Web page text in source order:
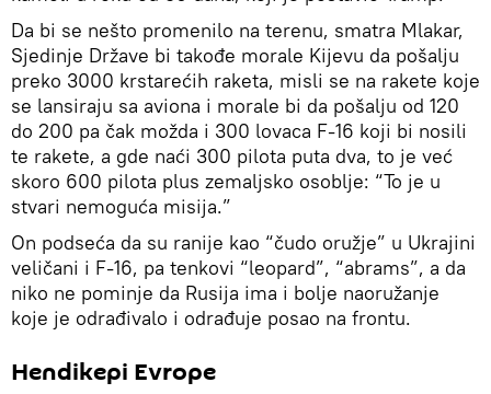
Da bi se nešto promenilo na terenu, smatra Mlakar,
Sjedinje Države bi takođe morale Kijevu da pošalju
preko 3000 krstarećih raketa, misli se na rakete koje
se lansiraju sa aviona i morale bi da pošalju od 120
do 200 pa čak možda i 300 lovaca F-16 koji bi nosili
te rakete, a gde naći 300 pilota puta dva, to je već
skoro 600 pilota plus zemaljsko osoblje: “To je u
stvari nemoguća misija.”
On podseća da su ranije kao “čudo oružje” u Ukrajini
veličani i F-16, pa tenkovi “leopard”, “abrams”, a da
niko ne pominje da Rusija ima i bolje naoružanje
koje je odrađivalo i odrađuje posao na frontu.
Hendikepi Evrope